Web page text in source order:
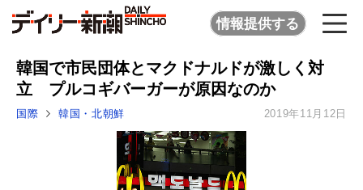
情報提供する
韓国で市民団体とマクドナルドが激しく対
立 プルコギバーガーが原因なのか
国際 韓国・北朝鮮 2019年11月12日